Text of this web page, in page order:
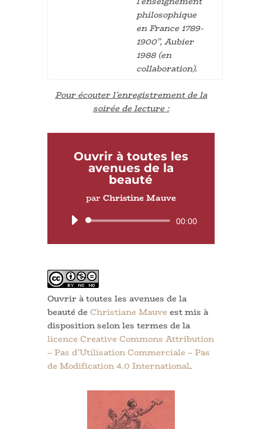
philosophique
en France 1789-
1900”, Aubier
1988 (en
collaboration).
Pour écouter l’enregistrement de la
soirée de lecture :
Ouvrir à toutes les
avenues de la
beauté
par Christine Mauve
Lecteur
00:00
Ouvrir à toutes les avenues de la
beauté de Christiane Mauve est mis à
disposition selon les termes de la
licence Creative Commons Attribution
– Pas d’Utilisation Commerciale – Pas
de Modification 4.0 International.